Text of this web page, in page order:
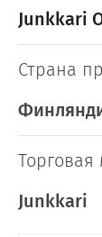
Junkkari
Страна
Торговая
Junkkari